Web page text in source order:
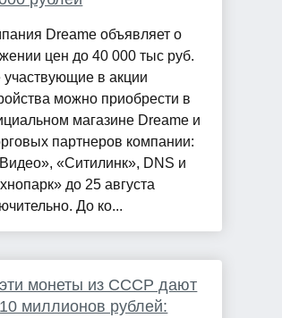
Dreame объявляет о
цен до 40 000 тыс руб.
участвующие в акции
можно приобрести в
магазине Dreame и
партнеров компании:
«Ситилинк», DNS и
до 25 августа
До ко...
монеты из СССР дают
миллионов рублей: